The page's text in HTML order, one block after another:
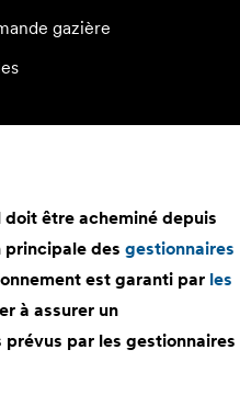
gazière
doit être acheminé depuis
principale des gestionnaires
est garanti par les
à assurer un
par les gestionnaires